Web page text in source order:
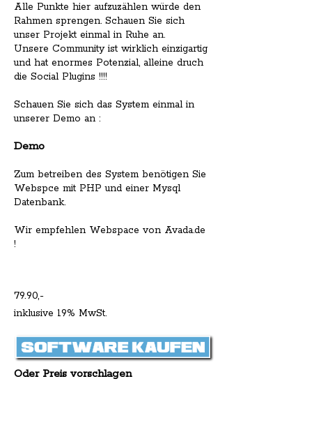
Alle Punkte hier aufzuzählen würde den
Rahmen sprengen. Schauen Sie sich
unser Projekt einmal in Ruhe an.
Unsere Community ist wirklich einzigartig
und hat enormes Potenzial, alleine druch
die Social Plugins !!!!
Schauen Sie sich das System einmal in
unserer Demo an :
Demo
Zum betreiben des System benötigen Sie
Webspce mit PHP und einer Mysql
Datenbank.
Wir empfehlen Webspace von Avada.de
!
79.90,-
inklusive 19% MwSt.
Oder Preis vorschlagen